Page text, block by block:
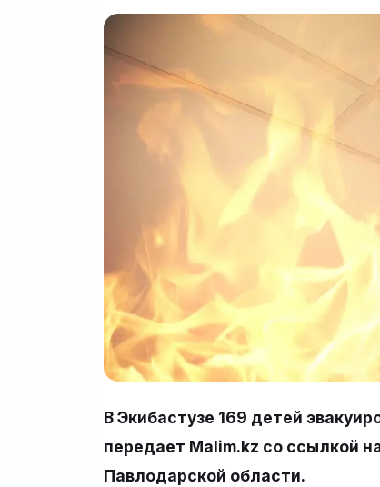
В Экибастузе 169 детей
передает Malim.kz со ссылкой
Павлодарской области.